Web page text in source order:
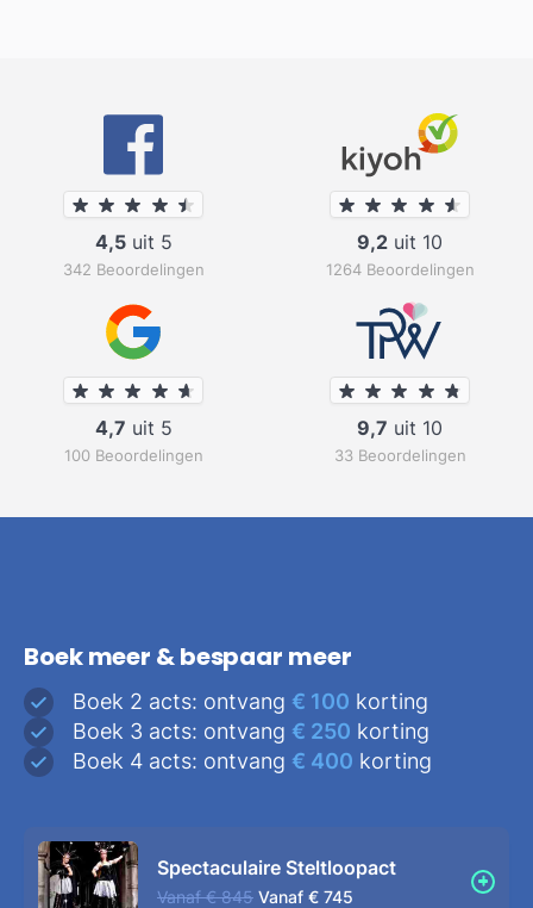
4,5uit 5
342 Beoordelingen
9,2 uit 10
1264 Beoordelingen
4,7 uit 5
100 Beoordelingen
9,7 uit 10
33 Beoordelingen
Boek meer & bespaar meer
Boek 2 acts: ontvang € 100 korting
Boek 3 acts: ontvang € 250 korting
Boek 4 acts: ontvang € 400 korting
Spectaculaire Steltloopact
Vanaf € 845 Vanaf € 745